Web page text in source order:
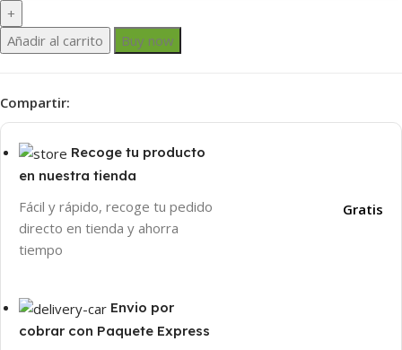
Añadir al carrito Buy now
Compartir:
Recoge tu producto
en nuestra tienda
Fácil y rápido, recoge tu pedido
directo en tienda y ahorra
tiempo
Gratis
Envio por
cobrar con Paquete Express